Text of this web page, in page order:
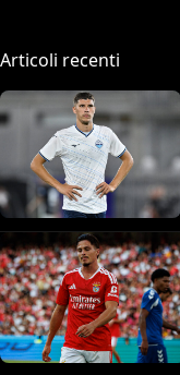
Articoli recenti